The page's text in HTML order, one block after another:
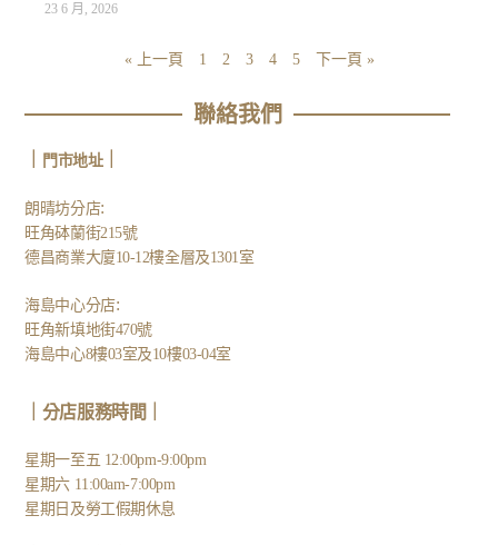
23 6 月, 2026
« 上一頁 1 2 3 4 5 下一頁 »
聯絡我們
門市地址｜
朗晴坊分店:
旺角砵蘭街215號
德昌商業大廈10-12樓全層及1301室
海島中心分店:
旺角新填地街470號
海島中心8樓03室及10樓03-04室
｜分店服務時間｜
星期一至五 12:00pm-9:00pm
星期六 11:00am-7:00pm
星期日及勞工假期休息